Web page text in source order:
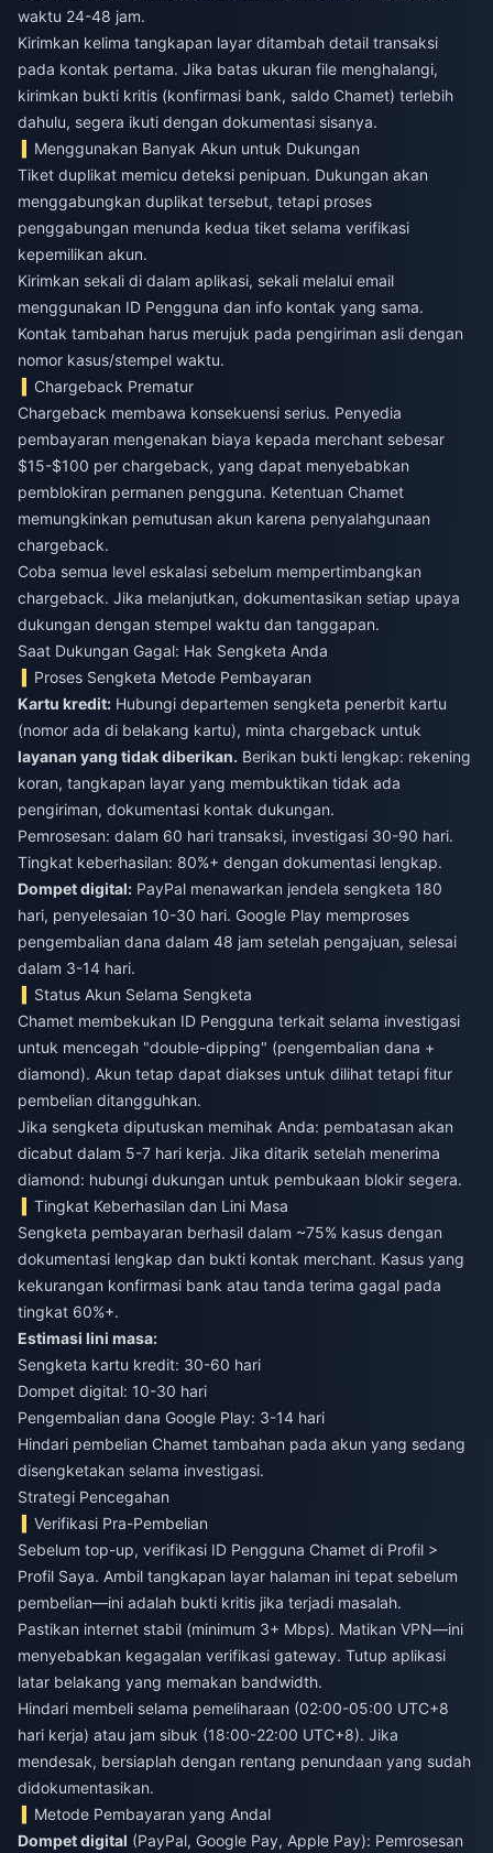
waktu 24-48 jam.
Kirimkan kelima tangkapan layar ditambah detail transaksi
pada kontak pertama. Jika batas ukuran file menghalangi,
kirimkan bukti kritis (konfirmasi bank, saldo Chamet) terlebih
dahulu, segera ikuti dengan dokumentasi sisanya.
Menggunakan Banyak Akun untuk Dukungan
Tiket duplikat memicu deteksi penipuan. Dukungan akan
menggabungkan duplikat tersebut, tetapi proses
penggabungan menunda kedua tiket selama verifikasi
kepemilikan akun.
Kirimkan sekali di dalam aplikasi, sekali melalui email
menggunakan ID Pengguna dan info kontak yang sama.
Kontak tambahan harus merujuk pada pengiriman asli dengan
nomor kasus/stempel waktu.
Chargeback Prematur
Chargeback membawa konsekuensi serius. Penyedia
pembayaran mengenakan biaya kepada merchant sebesar
$15-$100 per chargeback, yang dapat menyebabkan
pemblokiran permanen pengguna. Ketentuan Chamet
memungkinkan pemutusan akun karena penyalahgunaan
chargeback.
Coba semua level eskalasi sebelum mempertimbangkan
chargeback. Jika melanjutkan, dokumentasikan setiap upaya
dukungan dengan stempel waktu dan tanggapan.
Saat Dukungan Gagal: Hak Sengketa Anda
Proses Sengketa Metode Pembayaran
Kartu kredit: Hubungi departemen sengketa penerbit kartu
(nomor ada di belakang kartu), minta chargeback untuk
layanan yang tidak diberikan. Berikan bukti lengkap: rekening
koran, tangkapan layar yang membuktikan tidak ada
pengiriman, dokumentasi kontak dukungan.
Pemrosesan: dalam 60 hari transaksi, investigasi 30-90 hari.
Tingkat keberhasilan: 80%+ dengan dokumentasi lengkap.
Dompet digital: PayPal menawarkan jendela sengketa 180
hari, penyelesaian 10-30 hari. Google Play memproses
pengembalian dana dalam 48 jam setelah pengajuan, selesai
dalam 3-14 hari.
Status Akun Selama Sengketa
Chamet membekukan ID Pengguna terkait selama investigasi
untuk mencegah "double-dipping" (pengembalian dana +
diamond). Akun tetap dapat diakses untuk dilihat tetapi fitur
pembelian ditangguhkan.
Jika sengketa diputuskan memihak Anda: pembatasan akan
dicabut dalam 5-7 hari kerja. Jika ditarik setelah menerima
diamond: hubungi dukungan untuk pembukaan blokir segera.
Tingkat Keberhasilan dan Lini Masa
Sengketa pembayaran berhasil dalam ~75% kasus dengan
dokumentasi lengkap dan bukti kontak merchant. Kasus yang
kekurangan konfirmasi bank atau tanda terima gagal pada
tingkat 60%+.
Estimasi lini masa:
Sengketa kartu kredit: 30-60 hari
Dompet digital: 10-30 hari
Pengembalian dana Google Play: 3-14 hari
Hindari pembelian Chamet tambahan pada akun yang sedang
disengketakan selama investigasi.
Strategi Pencegahan
Verifikasi Pra-Pembelian
Sebelum top-up, verifikasi ID Pengguna Chamet di Profil >
Profil Saya. Ambil tangkapan layar halaman ini tepat sebelum
pembelian—ini adalah bukti kritis jika terjadi masalah.
Pastikan internet stabil (minimum 3+ Mbps). Matikan VPN—ini
menyebabkan kegagalan verifikasi gateway. Tutup aplikasi
latar belakang yang memakan bandwidth.
Hindari membeli selama pemeliharaan (02:00-05:00 UTC+8
hari kerja) atau jam sibuk (18:00-22:00 UTC+8). Jika
mendesak, bersiaplah dengan rentang penundaan yang sudah
didokumentasikan.
Metode Pembayaran yang Andal
Dompet digital (PayPal, Google Pay, Apple Pay): Pemrosesan